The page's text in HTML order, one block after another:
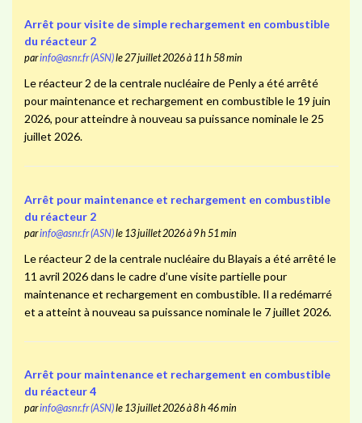
Arrêt pour visite de simple rechargement en combustible
du réacteur 2
parinfo@asnr.fr (ASN)le 27 juillet 2026 à 11 h 58 min
Le réacteur 2 de la centrale nucléaire de Penly a été arrêté
pour maintenance et rechargement en combustible le 19 juin
2026, pour atteindre à nouveau sa puissance nominale le 25
juillet 2026.
Arrêt pour maintenance et rechargement en combustible
du réacteur 2
parinfo@asnr.fr (ASN)le 13 juillet 2026 à 9 h 51 min
Le réacteur 2 de la centrale nucléaire du Blayais a été arrêté le
11 avril 2026 dans le cadre d’une visite partielle pour
maintenance et rechargement en combustible. Il a redémarré
et a atteint à nouveau sa puissance nominale le 7 juillet 2026.
Arrêt pour maintenance et rechargement en combustible
du réacteur 4
parinfo@asnr.fr (ASN)le 13 juillet 2026 à 8 h 46 min